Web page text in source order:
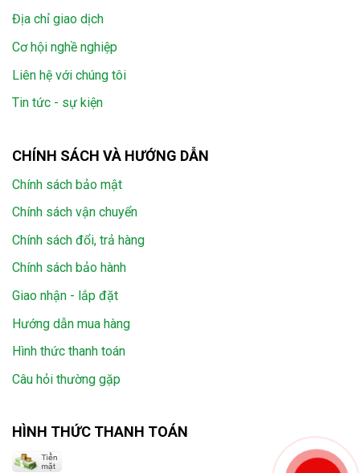
Địa chỉ giao dịch
Cơ hội nghề nghiệp
Liên hệ với chúng tôi
Tin tức - sự kiện
CHÍNH SÁCH VÀ HƯỚNG DẪN
Chính sách bảo mật
Chính sách vận chuyển
Chính sách đổi, trả hàng
Chính sách bảo hành
Giao nhận - lắp đặt
Hướng dẫn mua hàng
Hình thức thanh toán
Câu hỏi thường gặp
HÌNH THỨC THANH TOÁN